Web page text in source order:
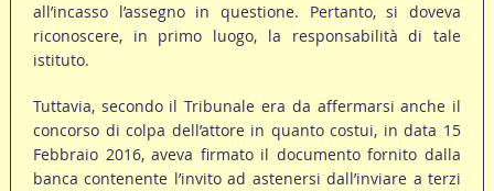
all’incasso l’assegno in questione. Pertanto, si doveva
riconoscere, in primo luogo, la responsabilità di tale
istituto.
Tuttavia, secondo il Tribunale era da affermarsi anche il
concorso di colpa dell’attore in quanto costui, in data 15
Febbraio 2016, aveva firmato il documento fornito dalla
banca contenente l’invito ad astenersi dall’inviare a terzi